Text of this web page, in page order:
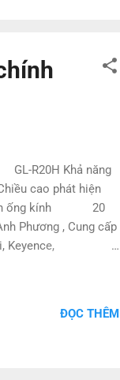
GL-R20H Khả năng
cao phát hiện
kính ống kính 20
Phương , Cung cấp
Keyence,
, lỗi 1 đổi 1 ,
ĐỌC THÊM